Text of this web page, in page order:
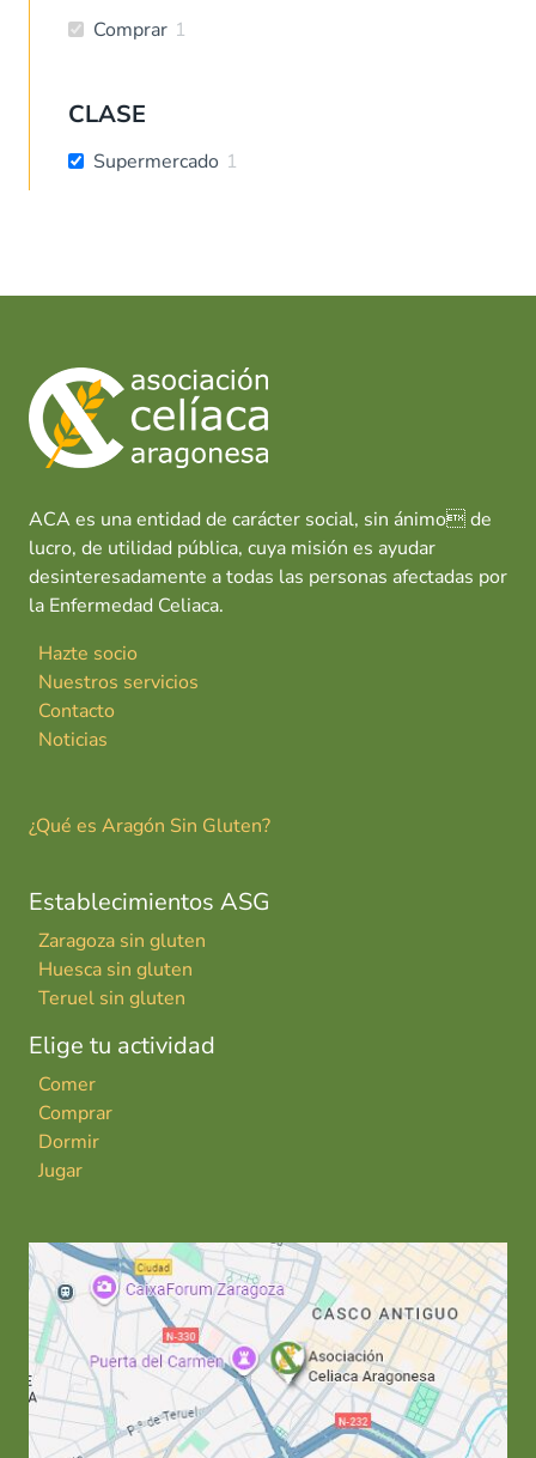
Comprar 1
CLASE
Supermercado 1
ACA es una entidad de carácter social, sin ánimo de
lucro, de utilidad pública, cuya misión es ayudar
desinteresadamente a todas las personas afectadas por
la Enfermedad Celiaca.
Hazte socio
Nuestros servicios
Contacto
Noticias
¿Qué es Aragón Sin Gluten?
Establecimientos ASG
Zaragoza sin gluten
Huesca sin gluten
Teruel sin gluten
Elige tu actividad
Comer
Comprar
Dormir
Jugar